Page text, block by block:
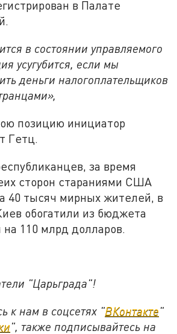
в Палате
в состоянии управляемого
усугубится, если мы
деньги налогоплательщиков
позицию инициатор
Гетц.
за время
сторон стараниями США
40 тысяч мирных жителей, в
обогатили из бюджета
110 млрд долларов.
"Царьграда"!
к нам в соцсетях "ВКонтакте"
", также подписывайтесь на